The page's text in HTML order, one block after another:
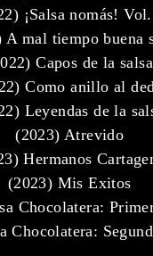
¡Salsa nomás!
A mal tiempo buena
Capos de la salsa
Como anillo al
Leyendas de la
(2023) Atrevido
Hermanos
(2023) Mis Exitos
Chocolatera:
Chocolatera: